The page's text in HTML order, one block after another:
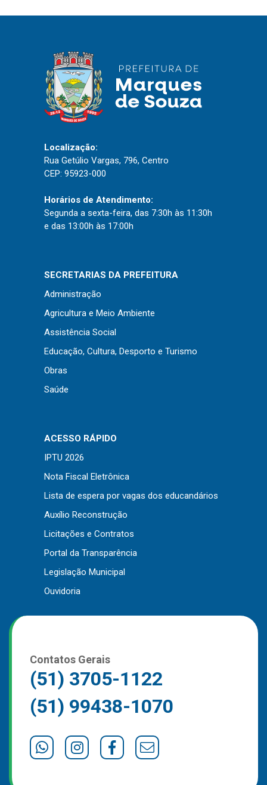
Nota Fiscal Eletrônica
Portal do Cidadão
Portal do Servidor
Diário Oficial (Novo)
Diário Oficial (Até 30/04)
Recursos Humanos
Processo Seletivo
Instruções Normativas
Licitações
Dispensas e Inexigibilidades
Chamamentos Públicos
Leis, Decretos e Portarias
Portal da Transparência
Radar da Transparência
Cespro
Outros
Downloads
Notícias
Contato
Página Inicial
Localização:
Rua Getúlio Vargas, 796, Centro
CEP: 95923-000
Horários de Atendimento:
Segunda a sexta-feira, das 7:30h às 11:30h
e das 13:00h às 17:00h
SECRETARIAS DA PREFEITURA
Administração
Agricultura e Meio Ambiente
Assistência Social
Educação, Cultura, Desporto e Turismo
Obras
Saúde
ACESSO RÁPIDO
IPTU 2026
Nota Fiscal Eletrônica
Lista de espera por vagas dos educandários
Auxílio Reconstrução
Licitações e Contratos
Portal da Transparência
Legislação Municipal
Ouvidoria
Contatos Gerais
(51) 3705-1122
(51) 99438-1070